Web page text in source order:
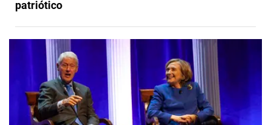
patriótico